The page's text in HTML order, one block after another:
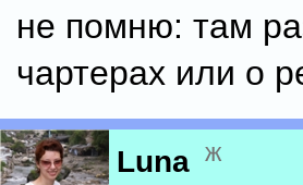
не помню: там
чартерах или о
Luna ж